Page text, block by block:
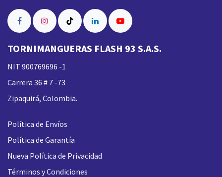
TORNIMANGUERAS FLASH 93 S.A.S.
NIT 900769696 -1
Carrera 36 # 7 -73
Zipaquirá, Colombia.
Política de Envíos
Política de Garantía
Nueva Política de Privacidad
Términos y Condiciones